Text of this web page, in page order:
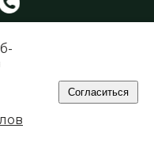
Метрики
cookie
данных
Согласиться